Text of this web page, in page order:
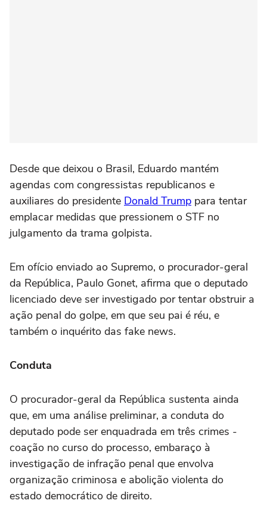
Desde que deixou o Brasil, Eduardo mantém
agendas com congressistas republicanos e
auxiliares do presidente Donald Trump para tentar
emplacar medidas que pressionem o STF no
julgamento da trama golpista.
Em ofício enviado ao Supremo, o procurador-geral
da República, Paulo Gonet, afirma que o deputado
licenciado deve ser investigado por tentar obstruir a
ação penal do golpe, em que seu pai é réu, e
também o inquérito das fake news.
Conduta
O procurador-geral da República sustenta ainda
que, em uma análise preliminar, a conduta do
deputado pode ser enquadrada em três crimes -
coação no curso do processo, embaraço à
investigação de infração penal que envolva
organização criminosa e abolição violenta do
estado democrático de direito.